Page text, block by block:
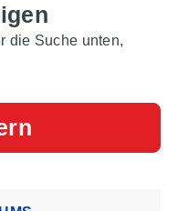
die Suche unten,